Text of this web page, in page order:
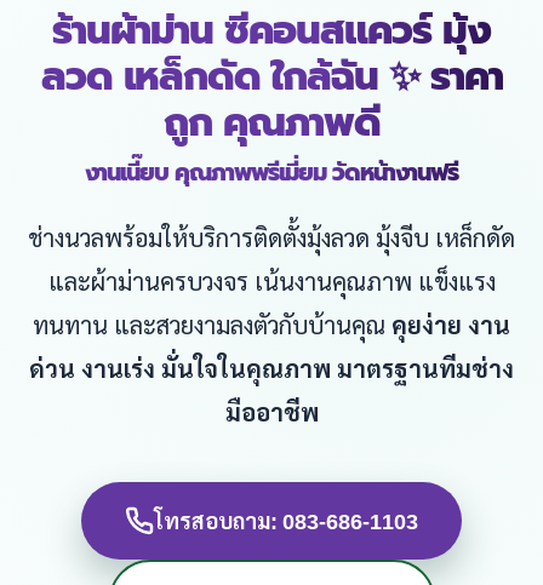
ร้านผ้าม่าน ซีคอนสแควร์ มุ้ง
ลวด เหล็กดัด ใกล้ฉัน ✨ ราคา
ถูก คุณภาพดี
งานเนี๊ยบ คุณภาพพรีเมี่ยม วัดหน้างานฟรี
ช่างนวลพร้อมให้บริการติดตั้งมุ้งลวด มุ้งจีบ เหล็กดัด
และผ้าม่านครบวงจร เน้นงานคุณภาพ แข็งแรง
ทนทาน และสวยงามลงตัวกับบ้านคุณ คุยง่าย งาน
ด่วน งานเร่ง มั่นใจในคุณภาพ มาตรฐานทีมช่าง
มืออาชีพ
โทรสอบถาม: 083-686-1103